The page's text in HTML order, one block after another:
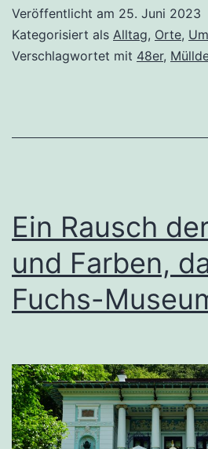
Veröffentlicht am 25. Juni 2023
Kategorisiert als Alltag, Orte,
Verschlagwortet mit 48er,
Ein Rausch
und Farben,
Fuchs-